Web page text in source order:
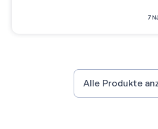
7
Alle Produkte